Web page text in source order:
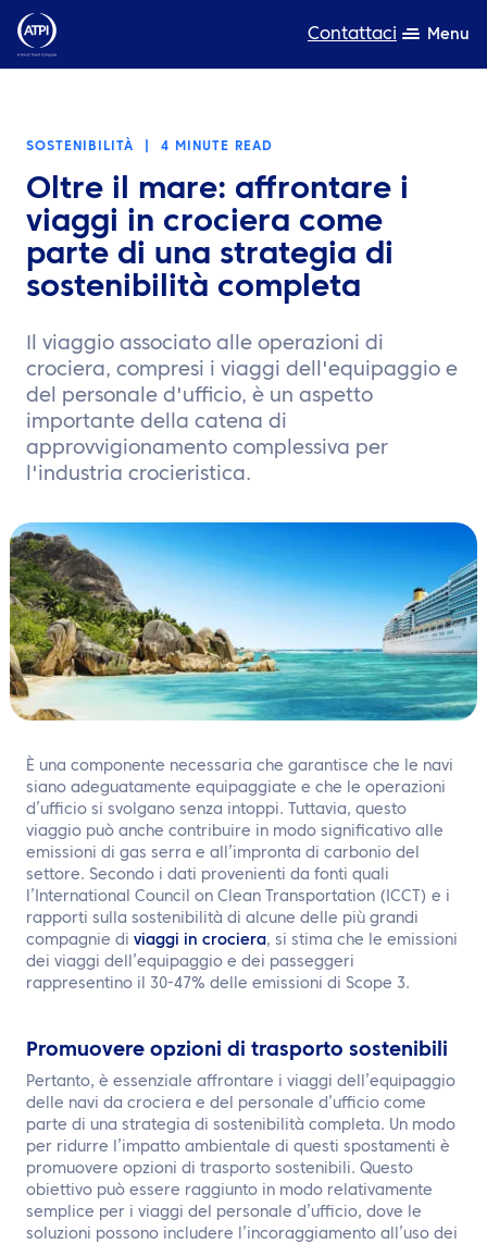
Contattaci Menu
Risorse
Chi siamo
TravelHub Login
Cerca
SOSTENIBILITÀ 4 MINUTE READ
Oltre il mare: affrontare i
viaggi in crociera come
parte di una strategia di
sostenibilità completa
Il viaggio associato alle operazioni di
crociera, compresi i viaggi dell'equipaggio e
del personale d'ufficio, è un aspetto
importante della catena di
approvvigionamento complessiva per
l'industria crocieristica.
È una componente necessaria che garantisce che le navi
siano adeguatamente equipaggiate e che le operazioni
d’ufficio si svolgano senza intoppi. Tuttavia, questo
viaggio può anche contribuire in modo significativo alle
emissioni di gas serra e all’impronta di carbonio del
settore. Secondo i dati provenienti da fonti quali
l’International Council on Clean Transportation (ICCT) e i
rapporti sulla sostenibilità di alcune delle più grandi
compagnie di viaggi in crociera, si stima che le emissioni
dei viaggi dell’equipaggio e dei passeggeri
rappresentino il 30-47% delle emissioni di Scope 3.
Promuovere opzioni di trasporto sostenibili
Pertanto, è essenziale affrontare i viaggi dell’equipaggio
delle navi da crociera e del personale d’ufficio come
parte di una strategia di sostenibilità completa. Un modo
per ridurre l’impatto ambientale di questi spostamenti è
promuovere opzioni di trasporto sostenibili. Questo
obiettivo può essere raggiunto in modo relativamente
semplice per i viaggi del personale d’ufficio, dove le
soluzioni possono includere l’incoraggiamento all’uso dei